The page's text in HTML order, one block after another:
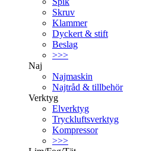
Skruv
Klammer
Dyckert & stift
Beslag
>>>
Naj
Najmaskin
Najtråd & tillbehör
Verktyg
Elverktyg
Tryckluftsverktyg
Kompressor
>>>